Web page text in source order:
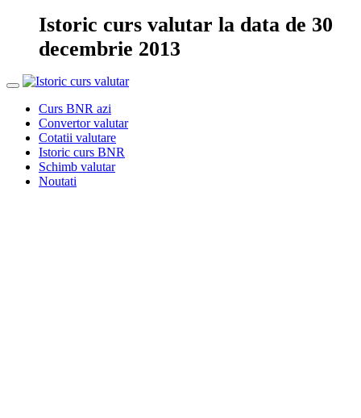
Istoric curs valutar la data de 30
decembrie 2013
Curs BNR azi
Convertor valutar
Cotatii valutare
Istoric curs BNR
Schimb valutar
Noutati